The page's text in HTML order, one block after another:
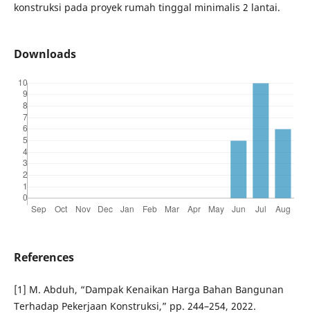
konstruksi pada proyek rumah tinggal minimalis 2 lantai.
Downloads
References
[1] M. Abduh, “Dampak Kenaikan Harga Bahan Bangunan
Terhadap Pekerjaan Konstruksi,” pp. 244–254, 2022.